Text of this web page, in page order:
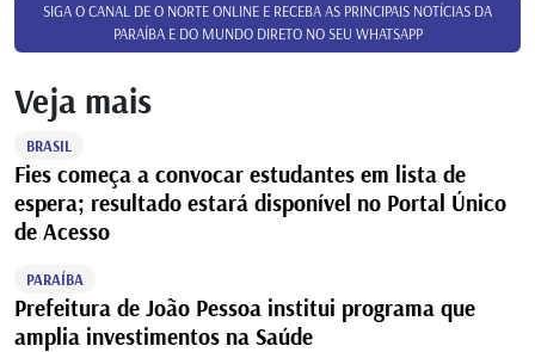
SIGA O CANAL DE O NORTE ONLINE E RECEBA AS PRINCIPAIS NOTÍCIAS DA
PARAÍBA E DO MUNDO DIRETO NO SEU WHATSAPP
Veja mais
BRASIL
Fies começa a convocar estudantes em lista de
espera; resultado estará disponível no Portal Único
de Acesso
PARAÍBA
Prefeitura de João Pessoa institui programa que
amplia investimentos na Saúde